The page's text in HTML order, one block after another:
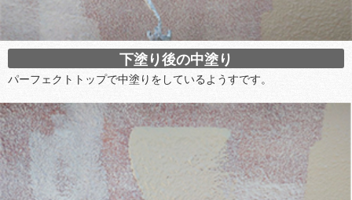
下塗り後の中塗り
パーフェクトトップで中塗りをしているようすです。